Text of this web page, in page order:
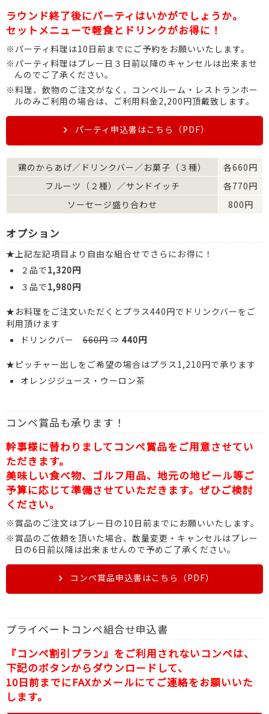
ラウンド終了後にパーティはいかがでしょうか。
セットメニューで軽食とドリンクがお得に！
※パーティ料理は10日前までにご予約をお願いいたします。
※パーティ料理はプレー日３日前以降のキャンセルは出来ませ
んのでご了承ください。
※料理、飲物のご注文がなく、コンペルーム・レストランホー
ルのみご利用の場合は、ご利用料金2,200円頂戴致します。
パーティ申込書はこちら（PDF）
鶏のからあげ／ドリンクバー／お菓子（３種）
各660円
フルーツ（２種）／サンドイッチ
各770円
ソーセージ盛り合わせ
800円
オプション
★上記左記項目より自由な組合せでさらにお得に！
２品で1,320円
３品で1,980円
★お料理をご注文いただくとプラス440円でドリンクバーをご
利用頂けます
ドリンクバー
660円⇒ 440円
★ピッチャー出しをご希望の場合はプラス1,210円で承ります
オレンジジュース・ウーロン茶
コンペ賞品も承ります！
幹事様に替わりましてコンペ賞品をご用意させてい
ただきます。
美味しい食べ物、ゴルフ用品、地元の地ビール等ご
予算に応じて準備させていただきます。ぜひご検討
ください。
※賞品のご注文はプレー日の10日前までにお願いいたします。
※賞品のご依頼を頂いた場合、数量変更・キャンセルはプレー
日の6日前以降は出来ませんので予めご了承ください。
コンペ賞品申込書はこちら（PDF）
プライベートコンペ組合せ申込書
『コンペ割引プラン』をご利用されないコンペは、
下記のボタンからダウンロードして、
10日前までにFAXかメールにてご連絡をお願いいた
します。